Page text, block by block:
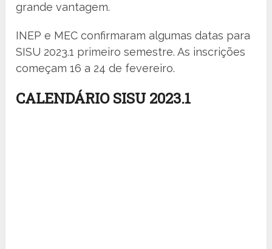
grande vantagem.
INEP e MEC confirmaram algumas datas para
SISU 2023.1 primeiro semestre. As inscrições
começam 16 a 24 de fevereiro.
CALENDÁRIO SISU 2023.1